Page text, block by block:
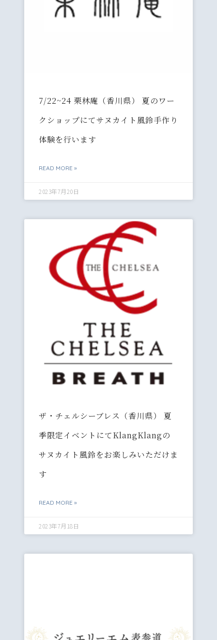
7/22~24 栗林庵（香川県） 夏のワー
クショップにてサヌカイト風鈴手作り
体験を行います
READ MORE »
2023年7月20日
ザ・チェルシーブレス（香川県） 夏
季限定イベントにてKlangKlangの
サヌカイト風鈴をお楽しみいただけま
す
READ MORE »
2023年7月18日